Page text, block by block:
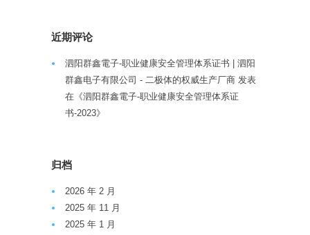
近期评论
泗阳群鑫電子-职业健康安全管理体系证书 | 泗阳
群鑫电子有限公司 - 二极体的权威生产厂商 发表
在《泗阳群鑫電子-职业健康安全管理体系证
书-2023》
归档
2026 年 2 月
2025 年 11 月
2025 年 1 月